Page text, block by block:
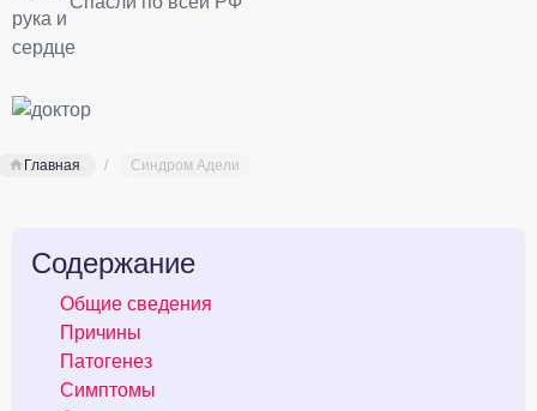
Главная Синдром Адели
Содержание
Общие сведения
Причины
Патогенез
Симптомы